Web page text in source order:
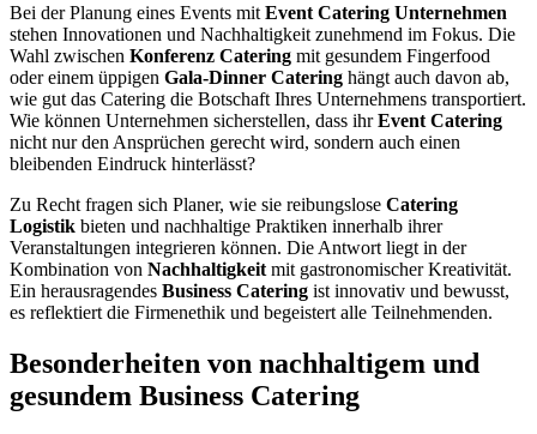
Bei der Planung eines Events mit Event Catering Unternehmen
stehen Innovationen und Nachhaltigkeit zunehmend im Fokus. Die
Wahl zwischen Konferenz Catering mit gesundem Fingerfood
oder einem üppigen Gala-Dinner Catering hängt auch davon ab,
wie gut das Catering die Botschaft Ihres Unternehmens transportiert.
Wie können Unternehmen sicherstellen, dass ihrEvent Catering
nicht nur den Ansprüchen gerecht wird, sondern auch einen
bleibenden Eindruck hinterlässt?
Zu Recht fragen sich Planer, wie sie reibungslose Catering
Logistik bieten und nachhaltige Praktiken innerhalb ihrer
Veranstaltungen integrieren können. Die Antwort liegt in der
Kombination von Nachhaltigkeit mit gastronomischer Kreativität.
Ein herausragendes Business Catering ist innovativ und bewusst,
es reflektiert die Firmenethik und begeistert alle Teilnehmenden.
Besonderheiten von nachhaltigem und
gesundem Business Catering